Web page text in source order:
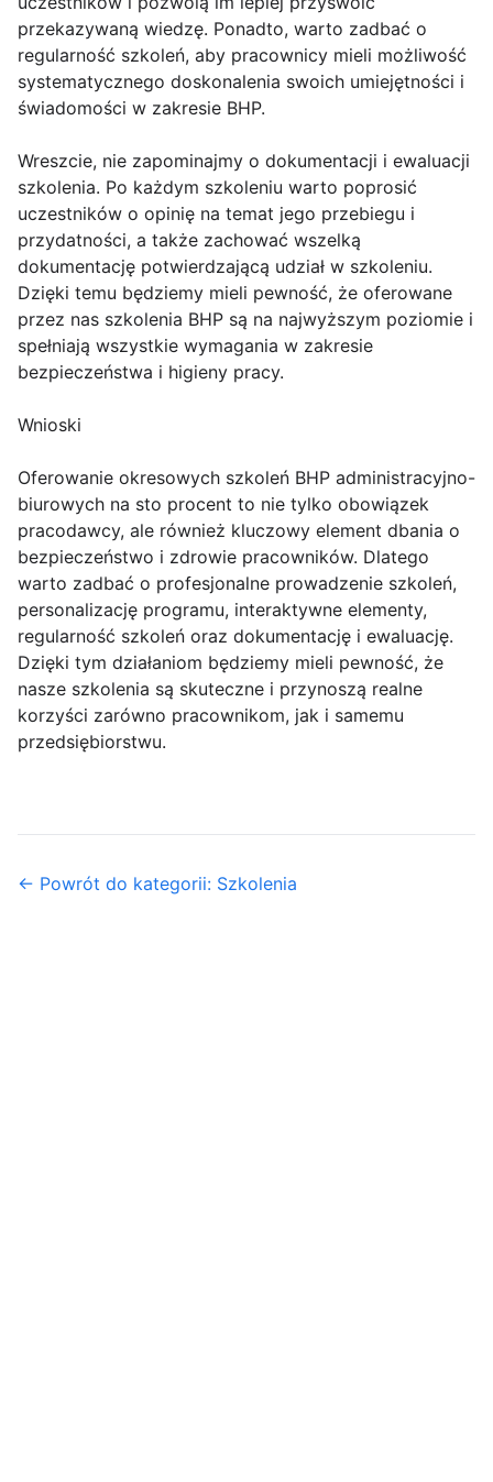
przekazywaną wiedzę. Ponadto, warto zadbać o
regularność szkoleń, aby pracownicy mieli możliwość
systematycznego doskonalenia swoich umiejętności i
świadomości w zakresie BHP.
Wreszcie, nie zapominajmy o dokumentacji i ewaluacji
szkolenia. Po każdym szkoleniu warto poprosić
uczestników o opinię na temat jego przebiegu i
przydatności, a także zachować wszelką
dokumentację potwierdzającą udział w szkoleniu.
Dzięki temu będziemy mieli pewność, że oferowane
przez nas szkolenia BHP są na najwyższym poziomie i
spełniają wszystkie wymagania w zakresie
bezpieczeństwa i higieny pracy.
Wnioski
Oferowanie okresowych szkoleń BHP administracyjno-
biurowych na sto procent to nie tylko obowiązek
pracodawcy, ale również kluczowy element dbania o
bezpieczeństwo i zdrowie pracowników. Dlatego
warto zadbać o profesjonalne prowadzenie szkoleń,
personalizację programu, interaktywne elementy,
regularność szkoleń oraz dokumentację i ewaluację.
Dzięki tym działaniom będziemy mieli pewność, że
nasze szkolenia są skuteczne i przynoszą realne
korzyści zarówno pracownikom, jak i samemu
przedsiębiorstwu.
← Powrót do kategorii: Szkolenia